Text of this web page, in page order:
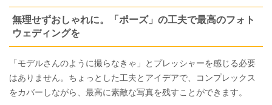
無理せずおしゃれに。「ポーズ」の工夫で最高のフォト
ウェディングを
「モデルさんのように撮らなきゃ」とプレッシャーを感じる必要
はありません。ちょっとした工夫とアイデアで、コンプレックス
をカバーしながら、最高に素敵な写真を残すことができます。